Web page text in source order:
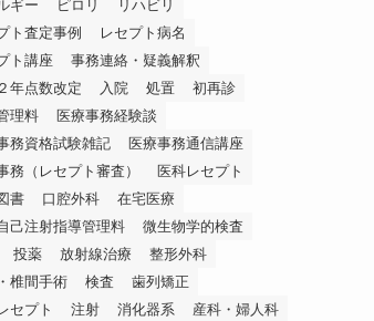
ギー
ピロリ
リハビリ
ト査定事例
レセプト病名
ト講座
事務連絡・疑義解釈
年点数改定
入院 処置
初再診
理料
医療事務経験談
務資格試験雑記
医療事務通信講座
務（レセプト審査）
医科レセプト
書
口腔外科
在宅医療
己注射指導管理料
微生物学的検査
投薬 放射線治療
整形外科
椎間手術
検査
歯列矯正
セプト
注射 消化器系
産科・婦人科